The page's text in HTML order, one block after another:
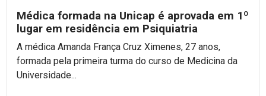
Médica formada na Unicap é aprovada em 1º
lugar em residência em Psiquiatria
A médica Amanda França Cruz Ximenes, 27 anos,
formada pela primeira turma do curso de Medicina da
Universidade...